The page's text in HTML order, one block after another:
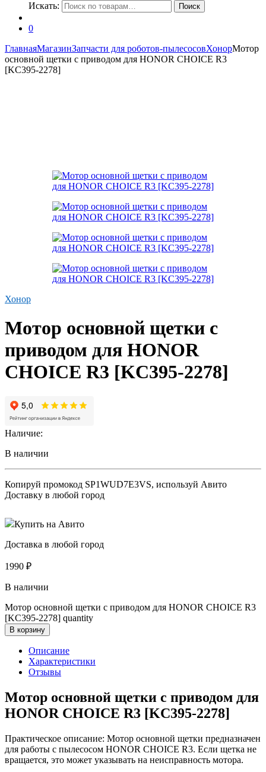
Искать:
Поиск
0
ГлавнаяМагазинЗапчасти для роботов-пылесосовХонорМотор
основной щетки с приводом для HONOR CHOICE R3
[KC395-2278]
Хонор
Мотор основной щетки с
приводом для HONOR
CHOICE R3 [KC395-2278]
Наличие:
В наличии
Копируй промокод SP1WUD7E3VS, используй Авито
Доставку в любой город
Купить на Авито
Доставка в любой город
1990 ₽
В наличии
Мотор основной щетки с приводом для HONOR CHOICE R3
[KC395-2278] quantity
В корзину
Описание
Характеристики
Отзывы
Мотор основной щетки с приводом для
HONOR CHOICE R3 [KC395-2278]
Практическое описание: Мотор основной щетки предназначен
для работы с пылесосом HONOR CHOICE R3. Если щетка не
вращается, это может указывать на неисправность мотора.